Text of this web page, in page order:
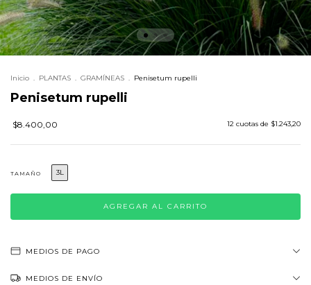
Inicio . PLANTAS . GRAMÍNEAS . Penisetum rupelli
Penisetum rupelli
$8.400,00 12 cuotas de $1.243,20
TAMAÑO 3L
MEDIOS DE PAGO
MEDIOS DE ENVÍO